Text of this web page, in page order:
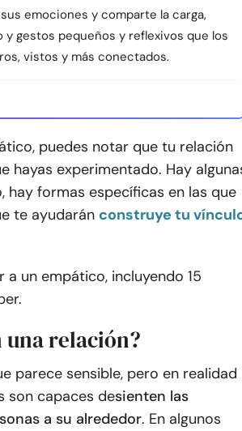
emociones y comparte la carga,
gestos pequeños y reflexivos que los
vistos y más conectados.
puedes notar que tu relación
hayas experimentado. Hay
hay formas específicas en las que
te ayudarán construye tu
un empático, incluyendo 15
una relación?
parece sensible, pero en realidad
son capaces desienten las
a su alrededor. En algunos